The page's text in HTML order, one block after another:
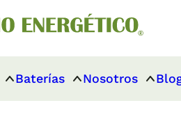
Baterías Nosotros